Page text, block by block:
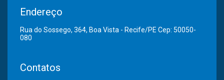
Endereço
Rua do Sossego, 364, Boa Vista - Recife/PE Cep: 50050-
080
Contatos